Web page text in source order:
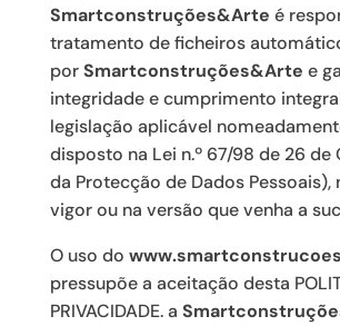
Smartconstruções&Arte é
tratamento de ficheiros
porSmartconstruções&Arte e
integridade e cumprimento
legislação aplicável
disposto na Lei n.º 67/98 de 26 de
da Protecção de Dados Pessoais),
vigor ou na versão que venha a
O uso do
pressupõe a aceitação desta
PRIVACIDADE. a